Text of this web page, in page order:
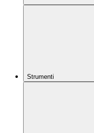
Strumenti